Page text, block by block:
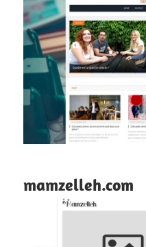
mamzelleh.com